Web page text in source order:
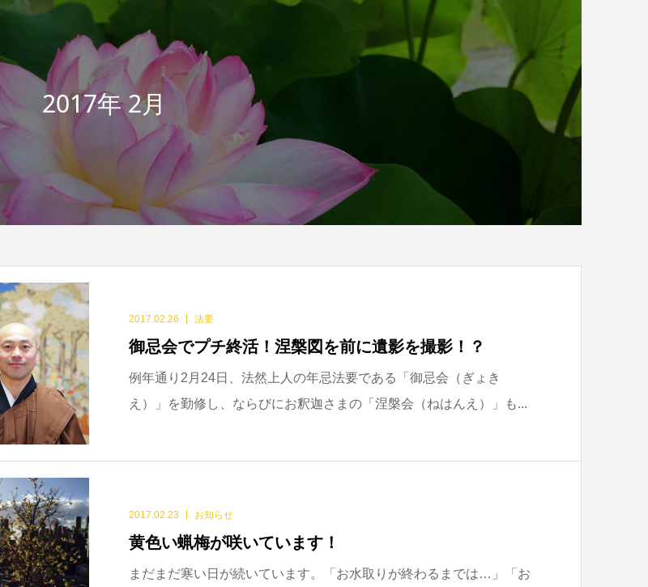
2017年 2月
2017.02.26 法要
御忌会でプチ終活！涅槃図を前に遺影を撮影！？
例年通り2月24日、法然上人の年忌法要である「御忌会（ぎょき
え）」を勤修し、ならびにお釈迦さまの「涅槃会（ねはんえ）」も...
2017.02.23 お知らせ
黄色い蝋梅が咲いています！
まだまだ寒い日が続いています。「お水取りが終わるまでは…」「お